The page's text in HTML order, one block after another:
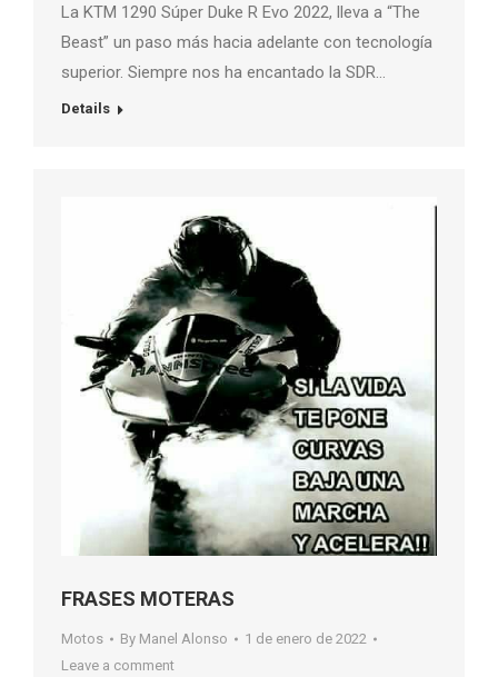
La KTM 1290 Súper Duke R Evo 2022, lleva a “The
Beast” un paso más hacia adelante con tecnología
superior. Siempre nos ha encantado la SDR…
Details
FRASES MOTERAS
Motos By Manel Alonso
1 de enero de 2022
Leave a comment